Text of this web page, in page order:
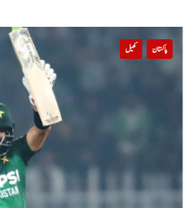
پاکستان کھیل